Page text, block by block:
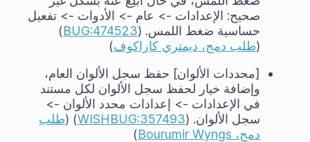
صحيح: الإعدادات -> عام -> الأدوات -> تفعيل
حساسية ضغط اللمس. (BUG:474523
)
(طلب دمج، ديمتري كازاكوف)
[محددات الألوان] حفظ سجل الألوان العام،
وإضافة خيار لحفظ سجل الألوان لكل مستند
في الإعدادات -> إعدادات محدد الألوان ->
سجل الألوان. (WISHBUG:357493
) (طلب
دمج، Bourumir Wyngs
)